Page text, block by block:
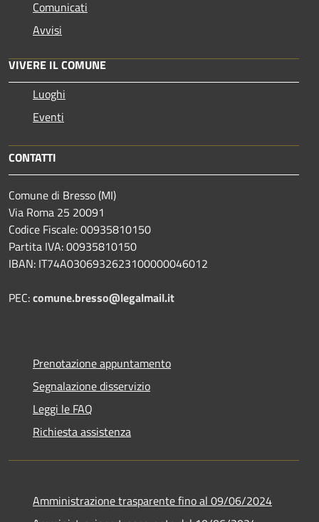
Comunicati
Avvisi
VIVERE IL COMUNE
Luoghi
Eventi
CONTATTI
Comune di Bresso (MI)
Via Roma 25 20091
Codice Fiscale: 00935810150
Partita IVA: 00935810150
IBAN: IT74A0306932623100000046012
PEC:comune.bresso@legalmail.it
Prenotazione appuntamento
Segnalazione disservizio
Leggi le FAQ
Richiesta assistenza
Amministrazione trasparente fino al 09/06/2024